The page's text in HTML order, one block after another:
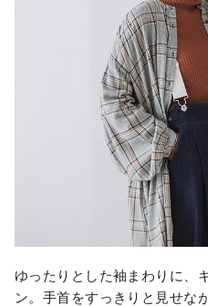
ゆったりとした袖まわりに、
ン。手首をすっきりと見せな